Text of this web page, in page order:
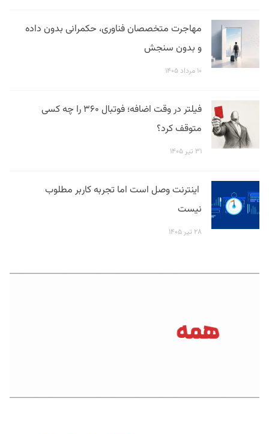
مهاجرت متخصصان فناوری، حکمرانی بدون داده
و بدون سنجش
۱۰ مرداد ۱۴۰۵
فیلتر در وقت اضافه؛ فوتبال ۳۶۰ را چه کسی
متوقف کرد؟
۳۱ تیر ۱۴۰۵
اینترنت وصل است اما تجربه کاربر مطلوب
نیست
۲۸ تیر ۱۴۰۵